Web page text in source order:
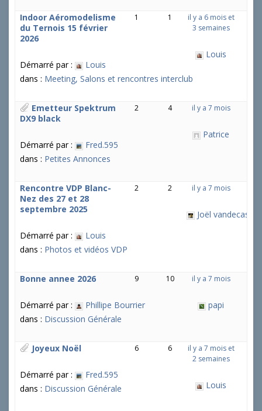
Indoor Aéromodelisme
du Ternois 15 février
2026
Démarré par :
Louis
dans : Meeting, Salons et rencontres interclub
1 1
il y a 6 mois et
3 semaines
Louis
Emetteur Spektrum
DX9 black
Démarré par :
Fred.595
dans : Petites Annonces
2 4 il y a 7 mois
Patrice
Rencontre VDP Blanc-
Nez des 27 et 28
septembre 2025
Démarré par :
Louis
dans : Photos et vidéos VDP
2 2 il y a 7 mois
Joël
Bonne annee 2026
Démarré par :
Phillipe Bourrier
dans : Discussion Générale
9 10 il y a 7 mois
papi
Joyeux Noël
Démarré par :
Fred.595
dans : Discussion Générale
6 6
il y a 7 mois et
2 semaines
Louis